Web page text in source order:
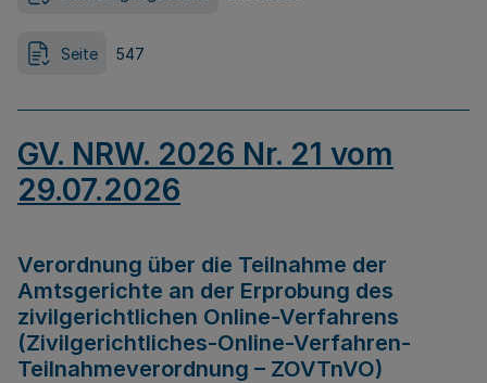
Seite 547
GV. NRW. 2026 Nr. 21 vom
29.07.2026
Verordnung über die Teilnahme der
Amtsgerichte an der Erprobung des
zivilgerichtlichen Online-Verfahrens
(Zivilgerichtliches-Online-Verfahren-
Teilnahmeverordnung – ZOVTnVO)